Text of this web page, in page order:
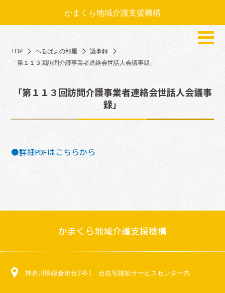
かまくら地域介護支援機構
TOP へるぱぁの部屋
議事録
「第１１３回訪問介護事業者連絡会世話人会議事録」
「第１１３回訪問介護事業者連絡会世話人会議事
録」
●詳細PDFはこちらから
かまくら地域介護支援機構
神奈川県鎌倉市台2-8-1 台在宅福祉サービスセンター内